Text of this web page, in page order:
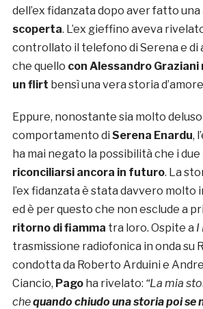
dell’ex fidanzata dopo aver fatto una
scoperta. L’ex gieffino aveva
controllato il telefono di Serena e di
che quello con Alessandro
un flirt bensì una vera storia
Eppure, nonostante sia molto deluso
comportamento di Serena Enardu,
ha mai negato la possibilità che i
riconciliarsi ancora in futuro. La
l’ex fidanzata è stata davvero
ed è per questo che non esclude a
ritorno di fiamma tra loro. Ospite a I
trasmissione radiofonica in onda su
condotta da Roberto Arduini e
Ciancio, Pago ha rivelato: “La mia
chequando chiudo una storia poi se